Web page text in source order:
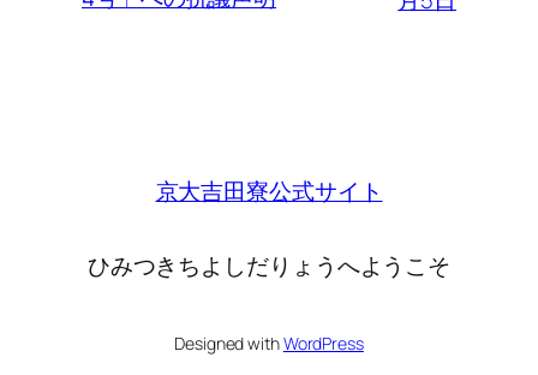
京大吉田寮公式サイト
ひみつきちよしだりょうへようこそ
Designed withWordPress